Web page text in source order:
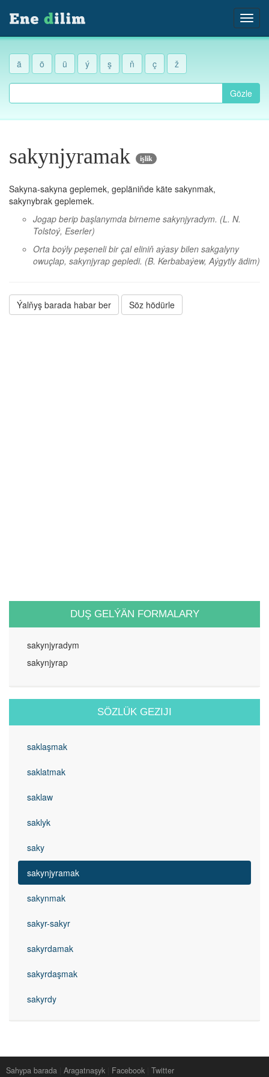
ä ö ü ý ş ň ç ž
Gözle
sakynjyramak işlik
Sakyna-sakyna geplemek, gepläniňde käte sakynmak,
sakynybrak geplemek.
Jogap berip başlanymda birneme sakynjyradym. (L. N.
Tolstoý, Eserler)
Orta boýly peşeneli bir çal eliniň aýasy bilen sakgalyny
owuçlap, sakynjyrap gepledi. (B. Kerbabaýew, Aýgytly ädim)
Ýalňyş barada habar ber Söz hödürle
DUŞ GELÝÄN FORMALARY
sakynjyradym
sakynjyrap
SÖZLÜK GEZIJI
saklaşmak
saklatmak
saklaw
saklyk
saky
sakynjyramak
sakynmak
sakyr-sakyr
sakyrdamak
sakyrdaşmak
sakyrdy
Sahypa barada Aragatnaşyk Facebook Twitter